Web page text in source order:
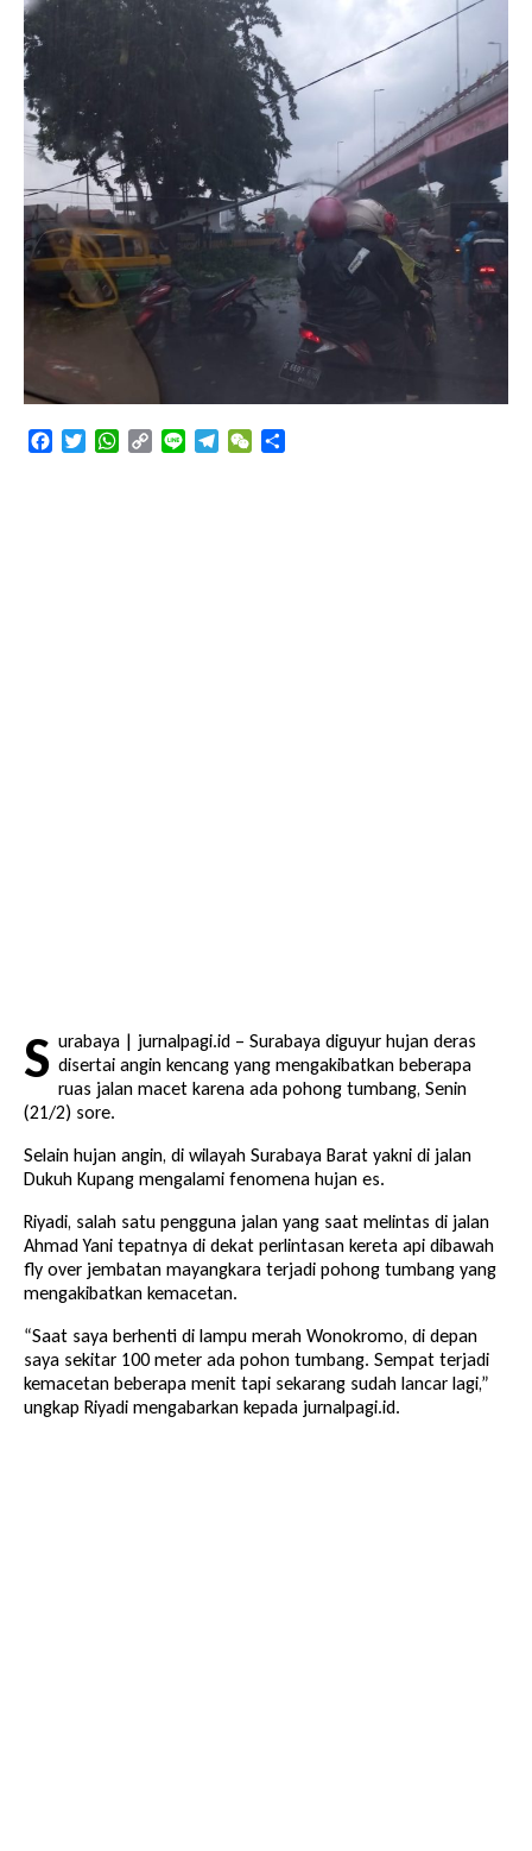
Angkutan Bawang Bombay Tak Sesuai Dokumen
FacebookTwitterWhatsApp
Copy
Line TelegramWeChat
S urabaya | jurnalpagi.id – Surabaya diguyur hujan deras
disertai angin kencang yang mengakibatkan beberapa
ruas jalan macet karena ada pohong tumbang, Senin
(21/2) sore.
Selain hujan angin, di wilayah Surabaya Barat yakni di jalan
Dukuh Kupang mengalami fenomena hujan es.
Riyadi, salah satu pengguna jalan yang saat melintas di jalan
Ahmad Yani tepatnya di dekat perlintasan kereta api dibawah
fly over jembatan mayangkara terjadi pohong tumbang yang
mengakibatkan kemacetan.
“Saat saya berhenti di lampu merah Wonokromo, di depan
saya sekitar 100 meter ada pohon tumbang. Sempat terjadi
kemacetan beberapa menit tapi sekarang sudah lancar lagi,”
ungkap Riyadi mengabarkan kepada jurnalpagi.id.